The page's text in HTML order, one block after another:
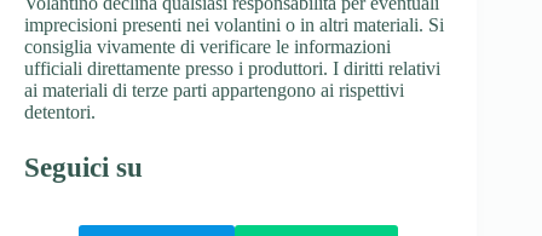
imprecisioni presenti nei volantini o in altri materiali. Si
consiglia vivamente di verificare le informazioni
ufficiali direttamente presso i produttori. I diritti relativi
ai materiali di terze parti appartengono ai rispettivi
detentori.
Seguici su